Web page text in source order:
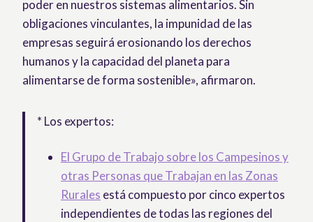
poder en nuestros sistemas alimentarios. Sin
obligaciones vinculantes, la impunidad de las
empresas seguirá erosionando los derechos
humanos y la capacidad del planeta para
alimentarse de forma sostenible», afirmaron.
* Los expertos:
El Grupo de Trabajo sobre los Campesinos y
otras Personas que Trabajan en las Zonas
Rurales está compuesto por cinco expertos
independientes de todas las regiones del